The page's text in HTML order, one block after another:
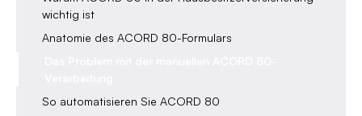
wichtig ist
Anatomie des ACORD 80-Formulars
So automatisieren Sie ACORD 80